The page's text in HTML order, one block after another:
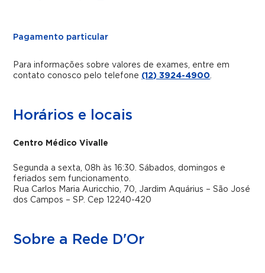
Pagamento particular
Para informações sobre valores de exames, entre em
contato conosco pelo telefone (12) 3924-4900.
Horários e locais
Centro Médico Vivalle
Segunda a sexta, 08h às 16:30. Sábados, domingos e
feriados sem funcionamento.
Rua Carlos Maria Auricchio, 70, Jardim Aquárius – São José
dos Campos – SP. Cep 12240-420
Sobre a Rede D'Or